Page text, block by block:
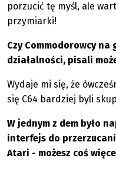
porzucić tę myśl, ale
przymiarki!
Czy Commodorowcy
działalności, pisali
Wydaje mi się, że
się C64 bardziej byli
W jednym z dem było
interfejs do
Atari - możesz coś